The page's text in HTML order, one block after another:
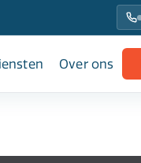
Over ons